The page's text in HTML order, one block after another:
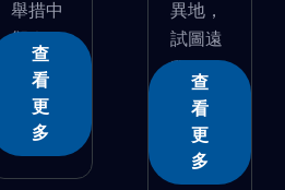
舉措中
卻�...
查
看
更
多
異地，
試圖遠
程...
查
看
更
多